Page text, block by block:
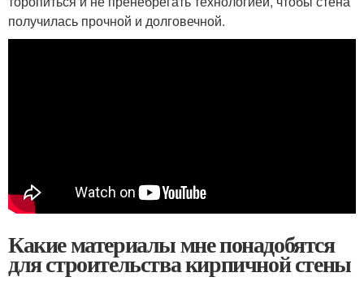
получилась прочной и долговечной.
Какие материалы мне понадобятся
для строительства кирпичной стены